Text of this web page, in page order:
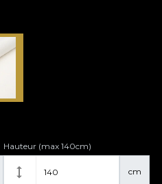
cm
Hauteur (max 140cm)